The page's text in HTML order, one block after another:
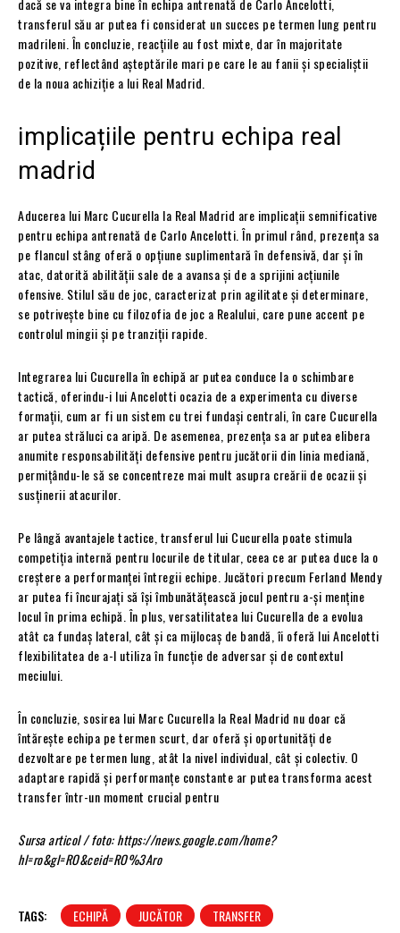
dacă se va integra bine în echipa antrenată de Carlo Ancelotti,
transferul său ar putea fi considerat un succes pe termen lung pentru
madrileni. În concluzie, reacțiile au fost mixte, dar în majoritate
pozitive, reflectând așteptările mari pe care le au fanii și specialiștii
de la noua achiziție a lui Real Madrid.
implicațiile pentru echipa real
madrid
Aducerea lui Marc Cucurella la Real Madrid are implicații semnificative
pentru echipa antrenată de Carlo Ancelotti. În primul rând, prezența sa
pe flancul stâng oferă o opțiune suplimentară în defensivă, dar și în
atac, datorită abilității sale de a avansa și de a sprijini acțiunile
ofensive. Stilul său de joc, caracterizat prin agilitate și determinare,
se potrivește bine cu filozofia de joc a Realului, care pune accent pe
controlul mingii și pe tranziții rapide.
Integrarea lui Cucurella în echipă ar putea conduce la o schimbare
tactică, oferindu-i lui Ancelotti ocazia de a experimenta cu diverse
formații, cum ar fi un sistem cu trei fundași centrali, în care Cucurella
ar putea străluci ca aripă. De asemenea, prezența sa ar putea elibera
anumite responsabilități defensive pentru jucătorii din linia mediană,
permițându-le să se concentreze mai mult asupra creării de ocazii și
susținerii atacurilor.
Pe lângă avantajele tactice, transferul lui Cucurella poate stimula
competiția internă pentru locurile de titular, ceea ce ar putea duce la o
creștere a performanței întregii echipe. Jucători precum Ferland Mendy
ar putea fi încurajați să își îmbunătățească jocul pentru a-și menține
locul în prima echipă. În plus, versatilitatea lui Cucurella de a evolua
atât ca fundaș lateral, cât și ca mijlocaș de bandă, îi oferă lui Ancelotti
flexibilitatea de a-l utiliza în funcție de adversar și de contextul
meciului.
În concluzie, sosirea lui Marc Cucurella la Real Madrid nu doar că
întărește echipa pe termen scurt, dar oferă și oportunități de
dezvoltare pe termen lung, atât la nivel individual, cât și colectiv. O
adaptare rapidă și performanțe constante ar putea transforma acest
transfer într-un moment crucial pentru
Sursa articol / foto: https://news.google.com/home?
hl=ro&gl=RO&ceid=RO%3Aro
TAGS: ECHIPĂ JUCĂTOR TRANSFER